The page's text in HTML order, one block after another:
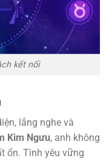
kết nối
lắng nghe và
Kim Ngưu, anh không
ổn. Tình yêu vững